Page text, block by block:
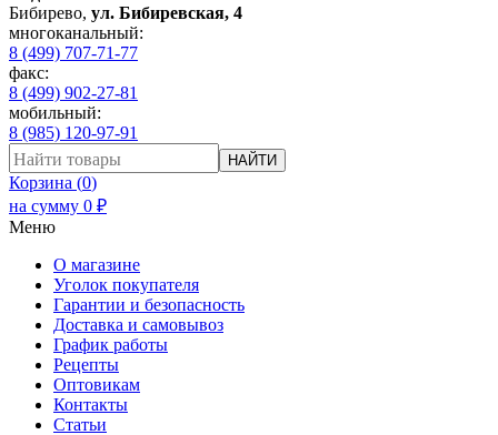
Бибирево, ул. Бибиревская, 4
многоканальный:
8 (499) 707-71-77
факс:
8 (499) 902-27-81
мобильный:
8 (985) 120-97-91
НАЙТИ
Корзина (0)
на сумму 0 ₽
Меню
О магазине
Уголок покупателя
Гарантии и безопасность
Доставка и самовывоз
График работы
Рецепты
Оптовикам
Контакты
Статьи